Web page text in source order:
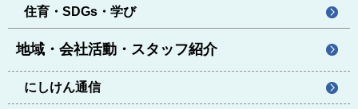
住育・SDGs・学び
地域・会社活動・スタッフ紹介
にしけん通信